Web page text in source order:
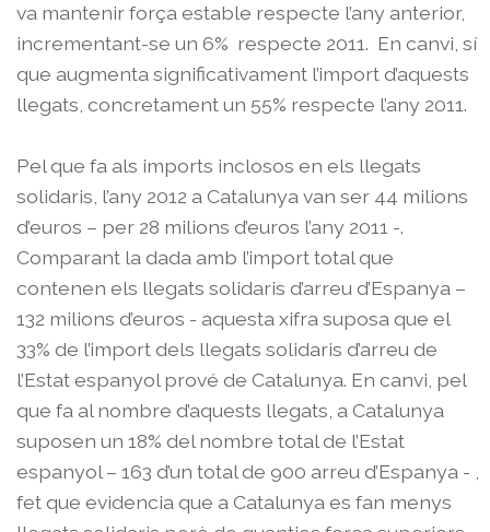
va mantenir força estable respecte l’any anterior,
incrementant-se un 6% respecte 2011. En canvi, sí
que augmenta significativament l’import d’aquests
llegats, concretament un 55% respecte l’any 2011.
Pel que fa als imports inclosos en els llegats
solidaris, l’any 2012 a Catalunya van ser 44 milions
d’euros – per 28 milions d’euros l’any 2011 -.
Comparant la dada amb l’import total que
contenen els llegats solidaris d’arreu d’Espanya –
132 milions d’euros - aquesta xifra suposa que el
33% de l’import dels llegats solidaris d’arreu de
l’Estat espanyol prové de Catalunya. En canvi, pel
que fa al nombre d’aquests llegats, a Catalunya
suposen un 18% del nombre total de l’Estat
espanyol – 163 d’un total de 900 arreu d’Espanya - ,
fet que evidencia que a Catalunya es fan menys